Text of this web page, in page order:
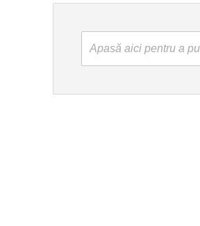
Apasă aici pentru a